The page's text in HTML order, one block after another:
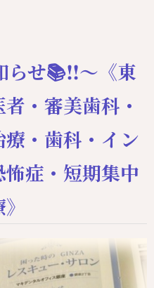
らせ📚‼️〜《東
・審美歯科・
・歯科・イン
症・短期集中